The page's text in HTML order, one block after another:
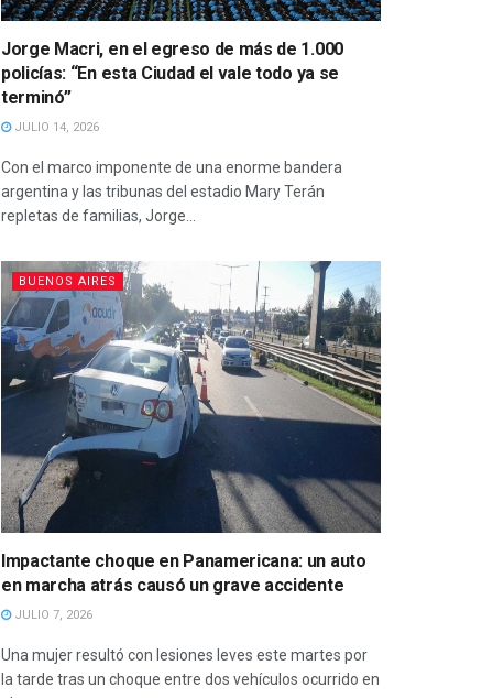
Jorge Macri, en el egreso de más de 1.000
policías: “En esta Ciudad el vale todo ya se
terminó”
JULIO 14, 2026
Con el marco imponente de una enorme bandera
argentina y las tribunas del estadio Mary Terán
repletas de familias, Jorge...
BUENOS AIRES
Impactante choque en Panamericana: un auto
en marcha atrás causó un grave accidente
JULIO 7, 2026
Una mujer resultó con lesiones leves este martes por
la tarde tras un choque entre dos vehículos ocurrido en